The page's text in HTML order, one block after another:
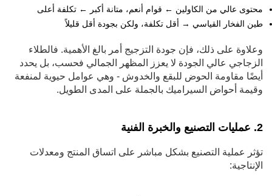
محتوى عالي من الكاولين ← قوام أنعم، متانة أكبر ← تكلفة أعلى
طين الفخار القياسي → أقل تكلفة، ولكن بجودة أقل قليلاً
وعلاوة على ذلك، فإن جودة التزجيج أمر بالغ الأهمية. فالطلاء
الزجاجي عالي الجودة لا يعزز المظهر الجمالي فحسب، بل يحدد
أيضًا مقاومة الحوض للبقع والخدوش - وهي عوامل حيوية لمنفعة
وقيمة أحواض السيراميك بالجملة على المدى الطويل.
2. عمليات التصنيع والخبرة الفنية
تؤثر عملية التصنيع بشكل مباشر على اتساق المنتج ومعدلات
الإنتاجية: